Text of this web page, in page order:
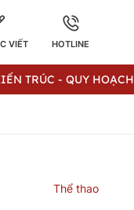
VIẾT HOTLINE
TRÚC - QUY HOẠCH
Thể thao